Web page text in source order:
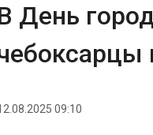
День
09:10